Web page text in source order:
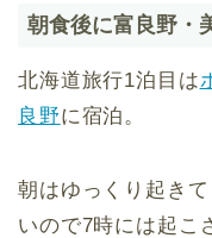
朝食後に富良野・
北海道旅行1泊目は
良野に宿泊。
朝はゆっくり起き
いので7時には起こ